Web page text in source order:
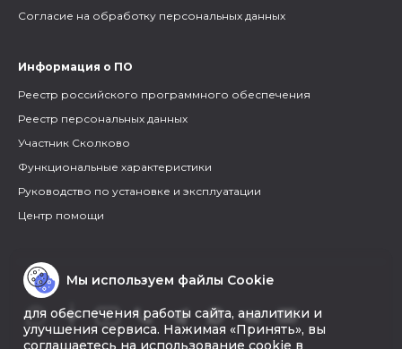
Согласие на обработку персональных данных
Информация о ПО
Реестр российского программного обеспечения
Реестр персональных данных
Участник Сколково
Функциональные характеристики
Руководство по установке и эксплуатации
Центр помощи
Мы используем файлы Cookie
для обеспечения работы сайта, аналитики и
улучшения сервиса. Нажимая «Принять», вы
соглашаетесь на использование cookie в